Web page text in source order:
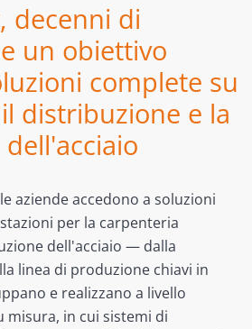
decenni di
un obiettivo
complete su
distribuzione e la
aziende accedono a soluzioni
per la carpenteria
dell'acciaio — dalla
linea di produzione chiavi in
e realizzano a livello
misura, in cui sistemi di